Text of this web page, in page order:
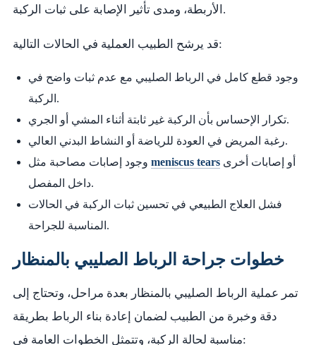
الأربطة، ومدى تأثير الإصابة على ثبات الركبة.
قد يرشح الطبيب العملية في الحالات التالية:
وجود قطع كامل في الرباط الصليبي مع عدم ثبات واضح في
الركبة.
تكرار الإحساس بأن الركبة غير ثابتة أثناء المشي أو الجري.
رغبة المريض في العودة للرياضة أو النشاط البدني العالي.
وجود إصابات مصاحبة مثلmeniscus tears
داخل المفصل.
فشل العلاج الطبيعي في تحسين ثبات الركبة في الحالات
المناسبة للجراحة.
خطوات جراحة الرباط الصليبي بالمنظار
تمر عملية الرباط الصليبي بالمنظار بعدة مراحل، وتحتاج إلى
دقة وخبرة من الطبيب لضمان إعادة بناء الرباط بطريقة
مناسبة لحالة الركبة، وتتمثل الخطوات العامة في: